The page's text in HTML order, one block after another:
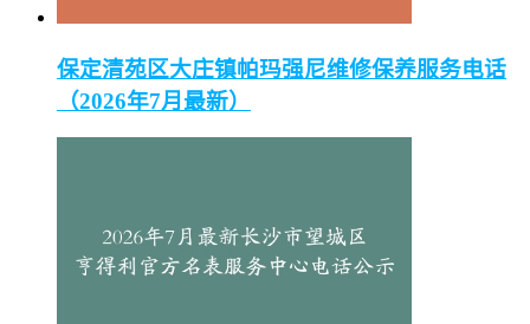
保定清苑区大庄镇帕玛强尼维修保养服务电话
（2026年7月最新）